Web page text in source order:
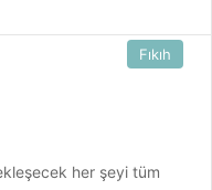
Fıkıh
her şeyi tüm